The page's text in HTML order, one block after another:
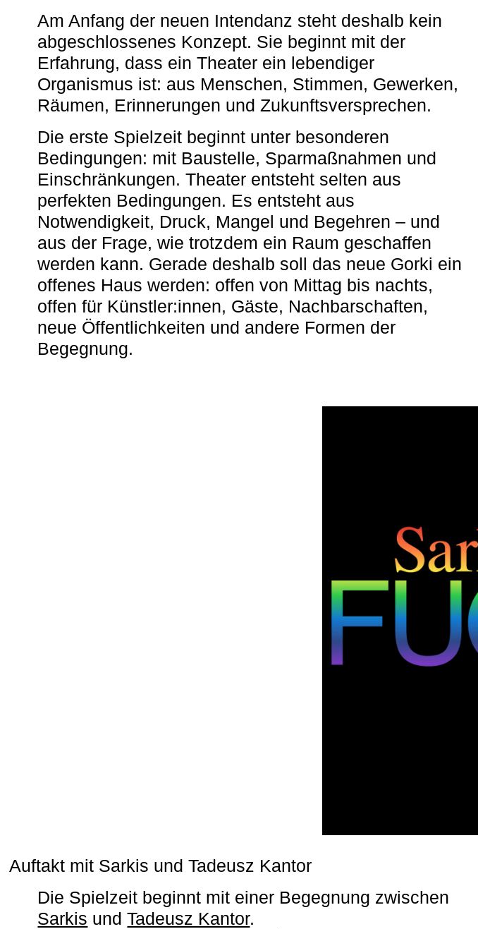
Am Anfang der neuen Intendanz steht deshalb kein
abgeschlossenes Konzept. Sie beginnt mit der
Erfahrung, dass ein Theater ein lebendiger
Organismus ist: aus Menschen, Stimmen, Gewerken,
Räumen, Erinnerungen und Zukunftsversprechen.
Die erste Spielzeit beginnt unter besonderen
Bedingungen: mit Baustelle, Sparmaßnahmen und
Einschränkungen. Theater entsteht selten aus
perfekten Bedingungen. Es entsteht aus
Notwendigkeit, Druck, Mangel und Begehren – und
aus der Frage, wie trotzdem ein Raum geschaffen
werden kann. Gerade deshalb soll das neue Gorki ein
offenes Haus werden: offen von Mittag bis nachts,
offen für Künstler:innen, Gäste, Nachbarschaften,
neue Öffentlichkeiten und andere Formen der
Begegnung.
Auftakt mit Sarkis und Tadeusz Kantor
Die Spielzeit beginnt mit einer Begegnung zwischen
Sarkis undTadeusz Kantor.